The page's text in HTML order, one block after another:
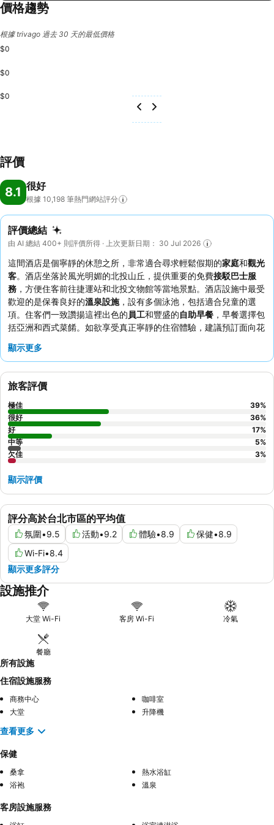
價格趨勢
根據 trivago 過去 30 天的最低價格
$0
$0
$0
評價
8.1 很好
根據 10,198 筆熱門網站評分
評價總結
由 AI 總結 400+ 則評價所得 · 上次更新日期： 30 Jul 2026
這間酒店是個寧靜的休憩之所，非常適合尋求輕鬆假期的家庭和觀光
客。酒店坐落於風光明媚的北投山丘，提供重要的免費接駁巴士服
務 ，方便住客前往捷運站和北投文物館等當地景點。酒店設施中最受
歡迎的是保養良好的溫泉設施，設有多個泳池，包括適合兒童的選
項。住客們一致讚揚這裡出色的員工和豐盛的自助早餐 ，早餐選擇包
括亞洲和西式菜餚。如欲享受真正寧靜的住宿體驗，建議預訂面向花
顯示更多
評分高於台北市區的平均值
氛圍•9.5 活動•9.2 體驗•8.9 保健•8.9
Wi-Fi•8.4
顯示更多評分
旅客評價
極佳 39%
很好
36%
好
17%
中等
5%
欠佳
3%
顯示評價
設施推介
大堂 Wi-Fi 客房 Wi-Fi 冷氣
餐廳
所有設施
住宿設施服務
商務中心
咖啡室
大堂
升降機
查看更多
保健
桑拿
熱水浴缸
浴袍
溫泉
客房設施服務